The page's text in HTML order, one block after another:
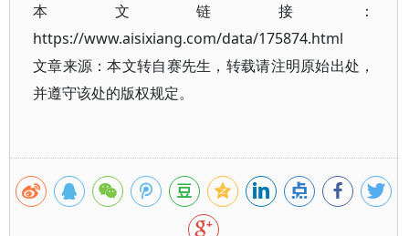
本文链接：
https://www.aisixiang.com/data/175874.html
文章来源：本文转自赛先生，转载请注明原始出处，
并遵守该处的版权规定。